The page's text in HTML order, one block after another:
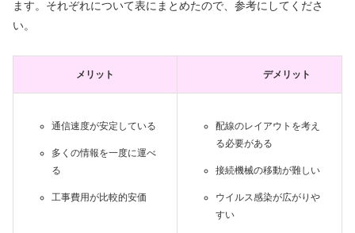
ます。それぞれについて表にまとめたので、参考にしてくださ
い。
メリット デメリット
通信速度が安定している
多くの情報を一度に運べ
る
工事費用が比較的安価
配線のレイアウトを考え
る必要がある
接続機械の移動が難しい
ウイルス感染が広がりや
すい